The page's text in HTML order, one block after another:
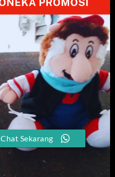
Chat Sekarang